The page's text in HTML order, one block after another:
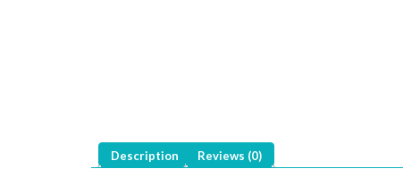
Description Reviews (0)